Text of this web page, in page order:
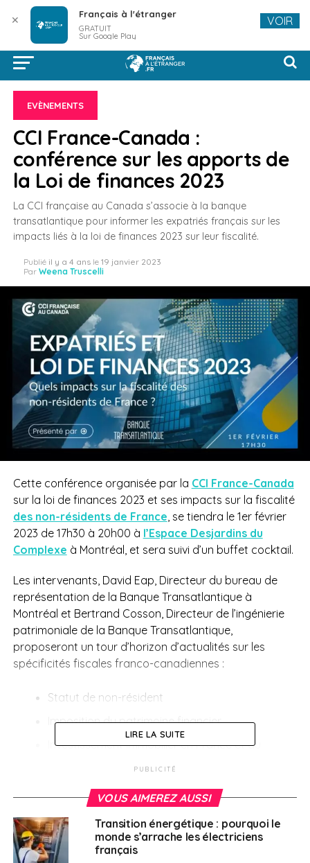
EVÈNEMENTS
CCI France-Canada :
conférence sur les apports de
la Loi de finances 2023
La CCI française au Canada s’associe à la banque
transatlantique pour informer les expatriés français sur les
impacts liés à la loi de finances 2023 sur leur fiscalité.
Publié il y a 4 ans le 19 janvier 2023
Par Weena Truscelli
Cette conférence organisée par la CCI France-Canada
sur la loi de finances 2023 et ses impacts sur la fiscalité
des non-résidents de France , se tiendra le 1er février
2023 de 17h30 à 20h00 à l’Espace Desjardins du
Complexe à Montréal, et sera suivi d’un buffet cocktail.
Les intervenants, David Eap, Directeur du bureau de
représentation de la Banque Transatlantique à
Montréal et Bertrand Cosson, Directeur de l’ingénierie
patrimoniale de la Banque Transatlantique,
proposeront un tour d’horizon d’actualités sur les
spécificités fiscales franco-canadiennes :
Statut de non-résident
Imposition du patrimoine financier
Investissement immobilier en France et au
Pour plus d’informations et s’inscrire,
cliquerici
LIRE LA SUITE
PUBLICITÉ
VOUS AIMEREZ AUSSI
Transition énergétique : pourquoi le
monde s’arrache les électriciens
français
✕ Français à l'étranger
GRATUIT
Sur Google Play
VOIR